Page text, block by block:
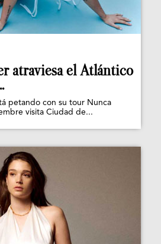
atraviesa el Atlántico
petando con su tour Nunca
visita Ciudad de...